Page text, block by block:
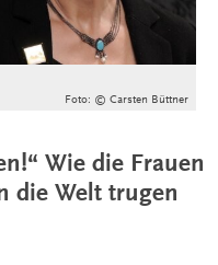
Foto: © Carsten Büttner
Wie die Frauen
die Welt trugen